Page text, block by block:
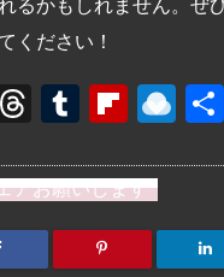
るかもしれません。ぜ
ください！
Bl
T
e
a
d
T
m
bl
r
Fl
b
o
ar
R
n
dr
o
アお願いします